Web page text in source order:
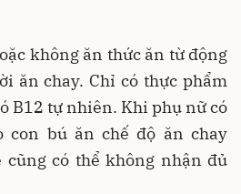
không ăn thức ăn từ động
ăn chay. Chỉ có thực phẩm
B12 tự nhiên. Khi phụ nữ có
con bú ăn chế độ ăn chay
có thể không nhận đủ